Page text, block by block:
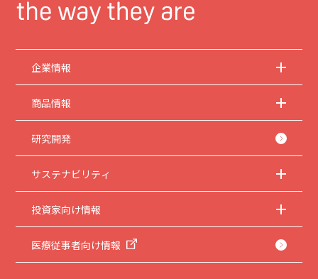
企業情報
商品情報
研究開発
サステナビリティ
投資家向け情報
医療従事者向け情報